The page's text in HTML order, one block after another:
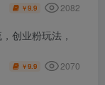
￥9.9 2082
创业粉玩法，
￥9.9 2070